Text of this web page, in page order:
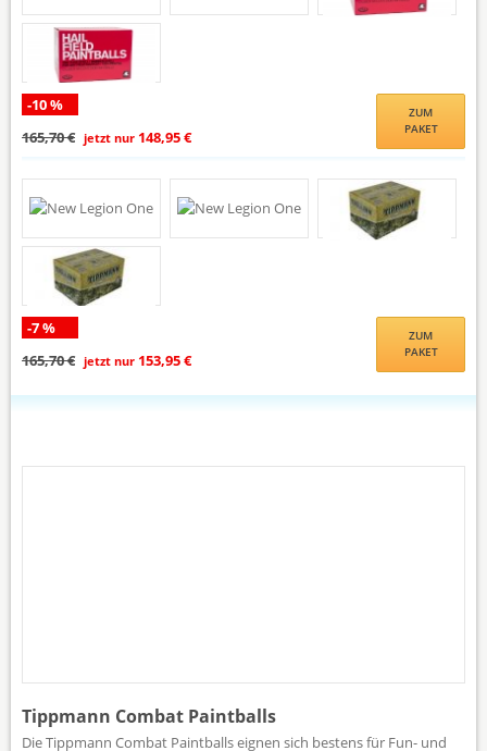
-10 %
165,70 € jetzt nur 148,95 €
ZUM
PAKET
-7 %
165,70 € jetzt nur 153,95 €
ZUM
PAKET
Tippmann Combat Paintballs
Die Tippmann Combat Paintballs eignen sich bestens für Fun- und